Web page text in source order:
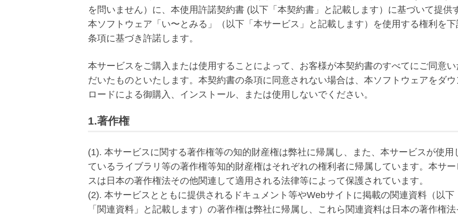
を問いません）に、本使用許諾契約書 (以下「本契約書」と記載します）に基づいて提供
本ソフトウェア「い〜とみる」（以下「本サービス」と記載します）を使用する権利を下
条項に基づき許諾します。
本サービスをご購入または使用することによって、お客様が本契約書のすべてにご同意い
だいたものといたします。本契約書の条項に同意されない場合は、本ソフトウェアをダウ
ロードによる御購入、インストール、または使用しないでください。
1.著作権
(1). 本サービスに関する著作権等の知的財産権は弊社に帰属し、また、本サービスが使用
ているライブラリ等の著作権等知的財産権はそれぞれの権利者に帰属しています。本サー
スは日本の著作権法その他関連して適用される法律等によって保護されています。
(2). 本サービスとともに提供されるドキュメント等やWebサイトに掲載の関連資料（以下
「関連資料」と記載します）の著作権は弊社に帰属し、これら関連資料は日本の著作権法